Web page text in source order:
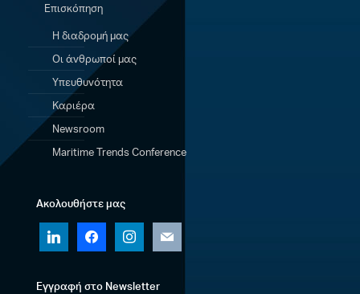
Επισκόπηση
Η διαδρομή μας
Οι άνθρωποί μας
Υπευθυνότητα
Καριέρα
Newsroom
Maritime Trends Conference
Ακολουθήστε μας
linkedin
facebook instagram
Εγγραφή στο Newsletter